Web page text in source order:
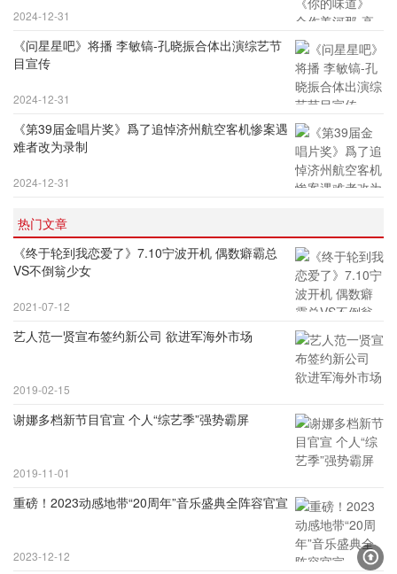
2024-12-31
《问星星吧》将播 李敏镐-孔晓振合体出演综艺节
目宣传
2024-12-31
《第39届金唱片奖》爲了追悼济州航空客机惨案遇
难者改为录制
2024-12-31
热门文章
《终于轮到我恋爱了》7.10宁波开机 偶数癖霸总
VS不倒翁少女
2021-07-12
艺人范一贤宣布签约新公司 欲进军海外市场
2019-02-15
谢娜多档新节目官宣 个人“综艺季”强势霸屏
2019-11-01
重磅！2023动感地带“20周年”音乐盛典全阵容官宣
2023-12-12